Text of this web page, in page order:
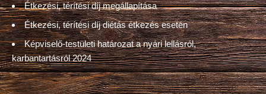
Étkezési, térítési díj megállapítása
Étkezési, térítési díj diétás étkezés esetén
Képviselő-testületi határozat a nyári lellásról,
karbantartásról 2024